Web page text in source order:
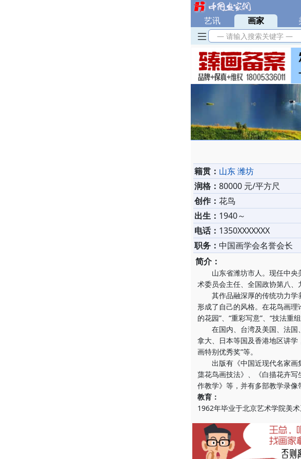
艺讯 | 画家
— 请输入搜索关键字 —
籍贯： 山东 潍坊
润格： 80000 元/平方尺
创作： 花鸟
出生： 1940～
电话： 1350XXXXXXX
职务： 中国画学会名誉会长
简介：
山东省潍坊市人。现任中央
术委员会主任、全国政协第八、
其作品融深厚的传统功力学
形成了自己的风格。在花鸟画理
的花园”、“重彩写意”、“技法重组
在国内、台湾及美国、法国
拿大、日本等国及香港地区讲学
画特别优秀奖”等。
出版有《中国近现代名家画
蕖花鸟画技法》、《白描花卉
作教学》等，并有多部教学录像
教育：
1962年毕业于北京艺术学院美